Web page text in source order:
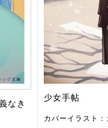
なき
少女手帖
カバーイラスト